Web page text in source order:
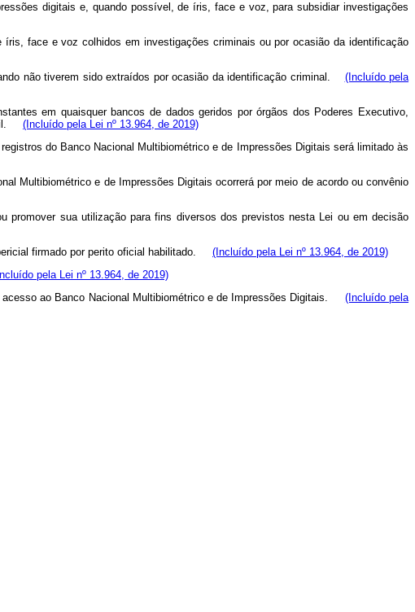
digitais e, quando possível, de íris, face e voz, para subsidiar investigações
face e voz colhidos em investigações criminais ou por ocasião da identificação
não tiverem sido extraídos por ocasião da identificação criminal. (Incluído pela
em quaisquer bancos de dados geridos por órgãos dos Poderes Executivo,
(Incluído pela Lei nº 13.964, de 2019)
do Banco Nacional Multibiométrico e de Impressões Digitais será limitado às
Multibiométrico e de Impressões Digitais ocorrerá por meio de acordo ou convênio
promover sua utilização para fins diversos dos previstos nesta Lei ou em decisão
firmado por perito oficial habilitado. (Incluído pela Lei nº 13.964, de 2019)
pela Lei nº 13.964, de 2019)
acesso ao Banco Nacional Multibiométrico e de Impressões Digitais. (Incluído pela